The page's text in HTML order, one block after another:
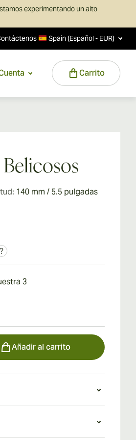
experimentando un alto
Spain (Español - EUR)
Carrito
Belicosos
140 mm / 5.5 pulgadas
?
3
Añadir al carrito